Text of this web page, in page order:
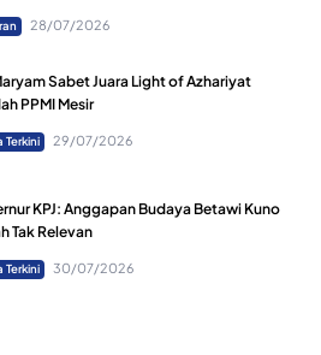
28/07/2026
Sabet Juara Light of Azhariyat
PPMI Mesir
Terkini 29/07/2026
KPJ: Anggapan Budaya Betawi Kuno
Tak Relevan
Terkini 30/07/2026